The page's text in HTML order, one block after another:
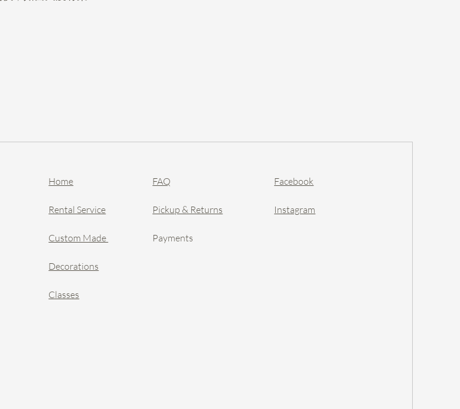
Home
Rental Service
Custom Made
Decorations
Classes
FAQ
Pickup & Returns
Payments
Facebook
Instagram